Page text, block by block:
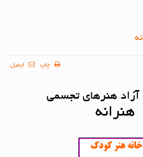
ایمیل چاپ
هنرهای تجسمی
هنرانه